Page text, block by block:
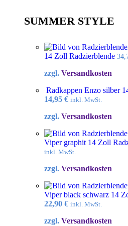
SUMMER STYLE
14 Zoll Radzierblende
zzgl. Versandkosten
Radkappen Enzo silber
Ursprünglicher
war:
14,95 €Aktueller
ist:
inkl. MwSt.
zzgl. Versandkosten
Viper graphit 14 Zoll
inkl. MwSt.
zzgl. Versandkosten
Viper black schwarz 14
Ursprünglicher
war:
22,90 €Aktueller
ist:
inkl. MwSt.
zzgl. Versandkosten